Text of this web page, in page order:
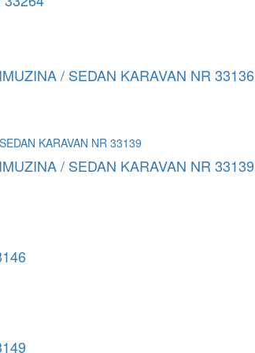
/ SEDAN KARAVAN NR 33136
/ SEDAN KARAVAN NR 33139